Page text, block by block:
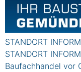
STANDORT
STANDORT
Baufachhandel vor